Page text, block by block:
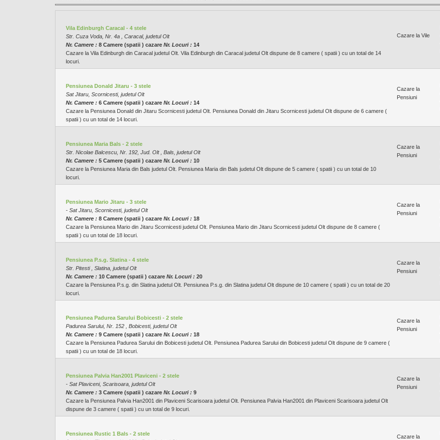
Vila Edinburgh Caracal - 4 stele
Str. Cuza Voda, Nr. 4a , Caracal, judetul Olt
Nr. Camere : 8 Camere (spatii ) cazare Nr. Locuri : 14
Cazare la Vila Edinburgh din Caracal judetul Olt. Vila Edinburgh din Caracal judetul Olt dispune de 8 camere ( spatii ) cu un total de 14
locuri.
Cazare la Vile
Pensiunea Donald Jitaru - 3 stele
Sat Jitaru, Scornicesti, judetul Olt
Nr. Camere : 6 Camere (spatii ) cazare Nr. Locuri : 14
Cazare la Pensiunea Donald din Jitaru Scornicesti judetul Olt. Pensiunea Donald din Jitaru Scornicesti judetul Olt dispune de 6 camere (
spatii ) cu un total de 14 locuri.
Cazare la
Pensiuni
Pensiunea Maria Bals - 2 stele
Str. Nicolae Balcescu, Nr. 192, Jud. Olt , Bals, judetul Olt
Nr. Camere : 5 Camere (spatii ) cazare Nr. Locuri : 10
Cazare la Pensiunea Maria din Bals judetul Olt. Pensiunea Maria din Bals judetul Olt dispune de 5 camere ( spatii ) cu un total de 10
locuri.
Cazare la
Pensiuni
Pensiunea Mario Jitaru - 3 stele
- Sat Jitaru, Scornicesti, judetul Olt
Nr. Camere : 8 Camere (spatii ) cazare Nr. Locuri : 18
Cazare la Pensiunea Mario din Jitaru Scornicesti judetul Olt. Pensiunea Mario din Jitaru Scornicesti judetul Olt dispune de 8 camere (
spatii ) cu un total de 18 locuri.
Cazare la
Pensiuni
Pensiunea P.s.g. Slatina - 4 stele
Str. Pitesti , Slatina, judetul Olt
Nr. Camere : 10 Camere (spatii ) cazare Nr. Locuri : 20
Cazare la Pensiunea P.s.g. din Slatina judetul Olt. Pensiunea P.s.g. din Slatina judetul Olt dispune de 10 camere ( spatii ) cu un total de 20
locuri.
Cazare la
Pensiuni
Pensiunea Padurea Sarului Bobicesti - 2 stele
Padurea Sarului, Nr. 152 , Bobicesti, judetul Olt
Nr. Camere : 9 Camere (spatii ) cazare Nr. Locuri : 18
Cazare la Pensiunea Padurea Sarului din Bobicesti judetul Olt. Pensiunea Padurea Sarului din Bobicesti judetul Olt dispune de 9 camere (
spatii ) cu un total de 18 locuri.
Cazare la
Pensiuni
Pensiunea Palvia Han2001 Plaviceni - 2 stele
- Sat Plaviceni, Scarisoara, judetul Olt
Nr. Camere : 3 Camere (spatii ) cazare Nr. Locuri : 9
Cazare la Pensiunea Palvia Han2001 din Plaviceni Scarisoara judetul Olt. Pensiunea Palvia Han2001 din Plaviceni Scarisoara judetul Olt
dispune de 3 camere ( spatii ) cu un total de 9 locuri.
Cazare la
Pensiuni
Pensiunea Rustic 1 Bals - 2 stele
Cazare la